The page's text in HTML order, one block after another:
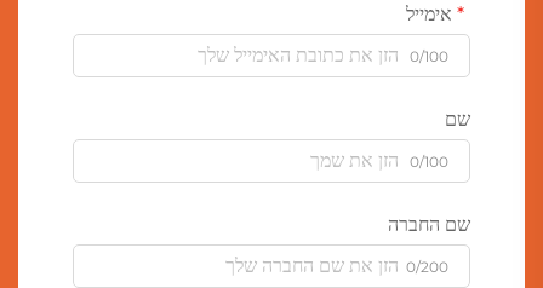
אימייל
0/100
שם
0/100
שם החברה
0/200